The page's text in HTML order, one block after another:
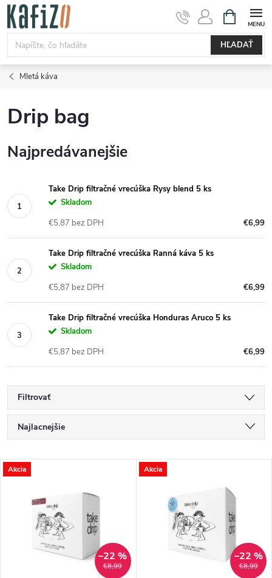
Prejsť
obsah
HĽADAŤ
KOŠÍK
Mletá káva
Drip bag
Najpredávanejšie
Take Drip filtračné vrecúška Rysy blend 5 ks
Skladom
€6,99
€5,87 bez DPH
Take Drip filtračné vrecúška Ranná káva 5 ks
Skladom
€6,99
€5,87 bez DPH
Take Drip filtračné vrecúška Honduras Aruco 5 ks
Skladom
€6,99
€5,87 bez DPH
Filtrovať
R
a
Najlacnejšie
Najpredávanejšie
Abecedne
V
Akcia
€8,99
–22 %
Akcia
€8,99
–22 %